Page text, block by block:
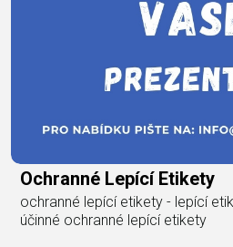
Ochranné Lepící Etikety
ochranné lepící etikety - lepící
účinné ochranné lepící etikety